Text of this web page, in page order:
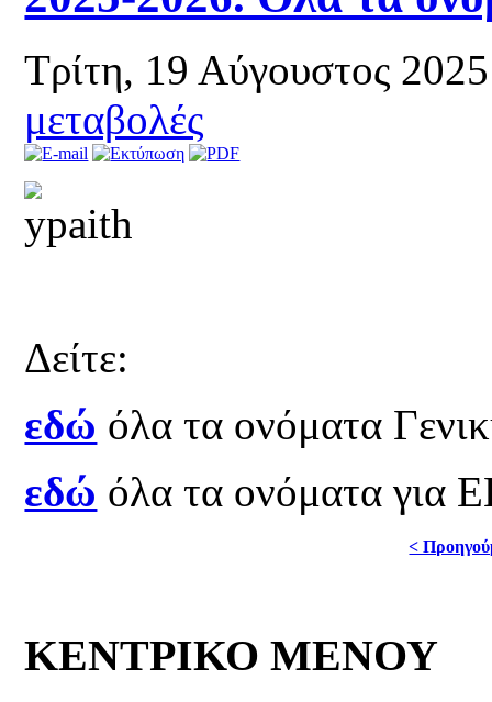
Τρίτη, 19 Αύγουστος
μεταβολές
Δείτε:
εδώ όλα τα ονόματα
εδώ όλα τα ονόματα
<
ΚΕΝΤΡΙΚΟ ΜΕΝΟΥ